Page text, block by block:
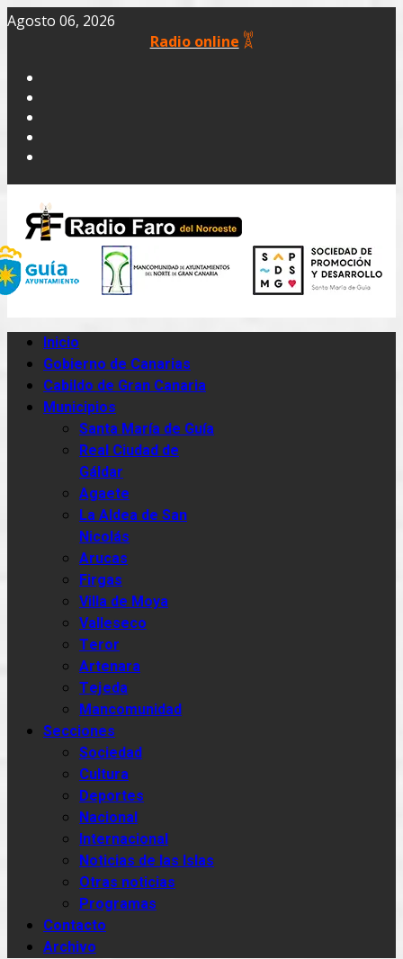
Agosto 06, 2026
Radio online
Inicio
Gobierno de Canarias
Cabildo de Gran Canaria
Municipios
Santa María de Guía
Real Ciudad de
Gáldar
Agaete
La Aldea de San
Nicolás
Arucas
Firgas
Villa de Moya
Valleseco
Teror
Artenara
Tejeda
Mancomunidad
Secciones
Sociedad
Cultura
Deportes
Nacional
Internacional
Noticias de las Islas
Otras noticias
Programas
Contacto
Archivo